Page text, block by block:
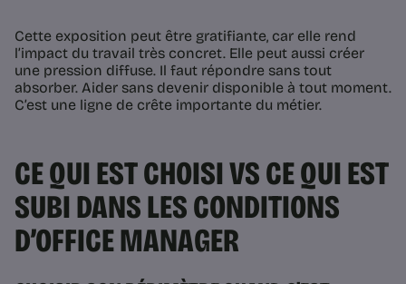
Cette exposition peut être gratifiante, car elle rend
l’impact du travail très concret. Elle peut aussi créer
une pression diffuse. Il faut répondre sans tout
absorber. Aider sans devenir disponible à tout moment.
C’est une ligne de crête importante du métier.
CE QUI EST CHOISI VS CE QUI EST
SUBI DANS LES CONDITIONS
D’OFFICE MANAGER